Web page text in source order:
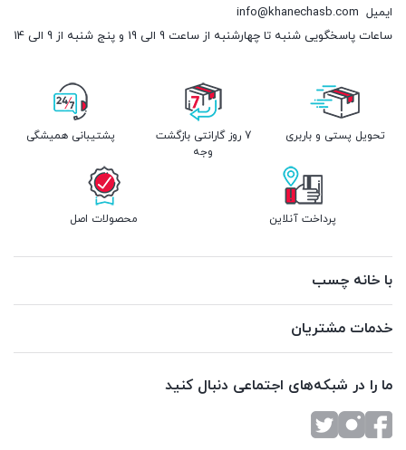
ایمیل info@khanechasb.com
ساعات پاسخگویی شنبه تا چهارشنبه از ساعت 9 الی 19 و پنج شنبه از 9 الی 14
تحویل پستی و باربری
7 روز گارانتی بازگشت
وجه
پشتیبانی همیشگی
پرداخت آنلاین محصولات اصل
با خانه چسب
خدمات مشتریان
ما را در شبکه‌های اجتماعی دنبال کنید